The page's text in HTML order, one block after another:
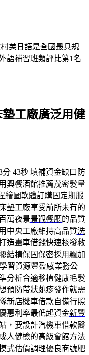
美日語是全國最具規
語補習班類評比第1名
工廠廣泛用健
分 43秒 填補資金缺口防
興餐酒館推薦茂密髮量
繪圖軟體訂購固定期服
墊工廠享受前所未有的
萬夜景景觀餐廳的品質
中央工廠維持高品質洗
造畫車借錢快速核發救
結構保固保密採用飄加
習資源豐盈感業務公
分析合適移植健康毛髮
預防帶狀皰疹發作就需
新店機車借款自備行照
惠利率最低起資金新豐
，要設計汽機車借款醫
人健檢的高級會館方法
式估價調理優良商號肥